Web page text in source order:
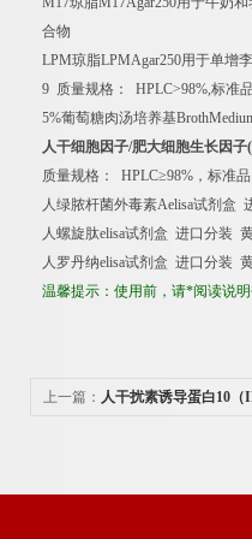
合物
LPM琼脂LPMAgar250用于单增
9 质量规格： HPLC>98%,标准
5%葡萄糖肉汤培养基
人干细胞因子/肥大细胞生长因子
质量规格：
HPLC≥98% ，标准品
人绿脓杆菌外毒素Aelisa试剂盒
人螺旋肽elisa试剂盒 进口分装
人罗丹纳elisa试剂盒 进口分装
温馨提示：使用前，请*阅读说
上一篇： 人干扰素诱导蛋白10（